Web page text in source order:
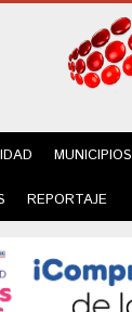
MUNICIPIOS
REPORTAJE